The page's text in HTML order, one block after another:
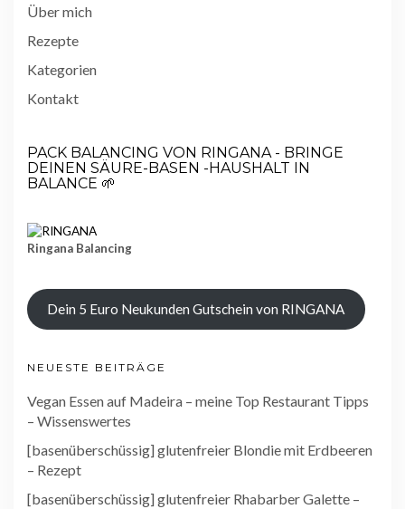
Über mich
Rezepte
Kategorien
Kontakt
PACK BALANCING VON RINGANA - BRINGE
DEINEN SÄURE-BASEN -HAUSHALT IN
BALANCE 🌱
Ringana Balancing
Dein 5 Euro Neukunden Gutschein von RINGANA
NEUESTE BEITRÄGE
Vegan Essen auf Madeira – meine Top Restaurant Tipps
– Wissenswertes
[basenüberschüssig] glutenfreier Blondie mit Erdbeeren
– Rezept
[basenüberschüssig] glutenfreier Rhabarber Galette –